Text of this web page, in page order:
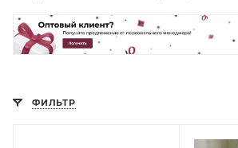
ФИЛЬТР